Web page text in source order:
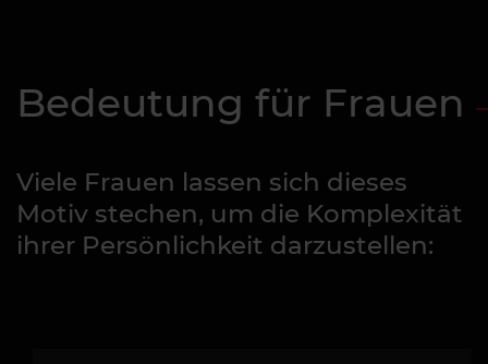
Bedeutung für Frauen
Viele Frauen lassen sich dieses
Motiv stechen, um die Komplexität
ihrer Persönlichkeit darzustellen: